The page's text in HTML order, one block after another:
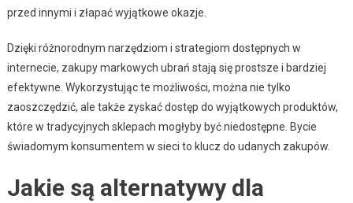
przed innymi i złapać wyjątkowe okazje.
Dzięki różnorodnym narzędziom i strategiom dostępnych w
internecie, zakupy markowych ubrań stają się prostsze i bardziej
efektywne. Wykorzystując te możliwości, można nie tylko
zaoszczędzić, ale także zyskać dostęp do wyjątkowych produktów,
które w tradycyjnych sklepach mogłyby być niedostępne. Bycie
świadomym konsumentem w sieci to klucz do udanych zakupów.
Jakie są alternatywy dla